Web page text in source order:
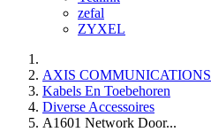
zefal
ZYXEL
AXIS COMMUNICATIONS
Kabels En Toebehoren
Diverse Accessoires
A1601 Network Door...